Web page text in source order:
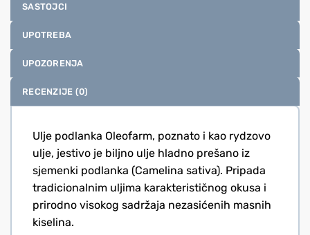
SASTOJCI
UPOTREBA
UPOZORENJA
RECENZIJE (0)
Ulje podlanka Oleofarm, poznato i kao rydzovo
ulje, jestivo je biljno ulje hladno prešano iz
sjemenki podlanka (Camelina sativa). Pripada
tradicionalnim uljima karakterističnog okusa i
prirodno visokog sadržaja nezasićenih masnih
kiselina.